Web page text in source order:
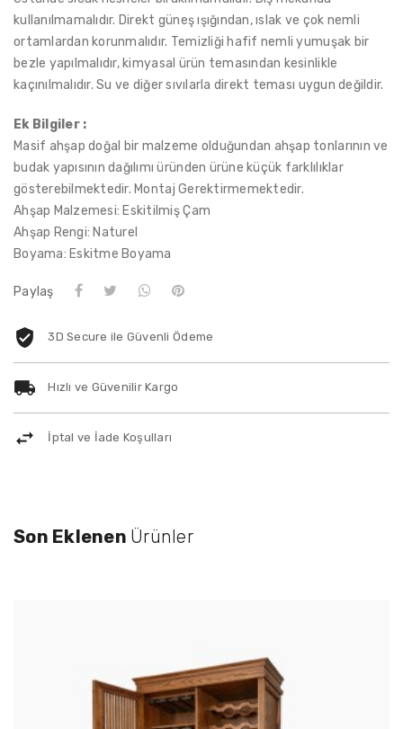
kullanılmamalıdır. Direkt güneş ışığından, ıslak ve çok nemli
ortamlardan korunmalıdır. Temizliği hafif nemli yumuşak bir
bezle yapılmalıdır, kimyasal ürün temasından kesinlikle
kaçınılmalıdır. Su ve diğer sıvılarla direkt teması uygun değildir.
Ek Bilgiler :
Masif ahşap doğal bir malzeme olduğundan ahşap tonlarının ve
budak yapısının dağılımı üründen ürüne küçük farklılıklar
gösterebilmektedir. Montaj Gerektirmemektedir.
Ahşap Malzemesi: Eskitilmiş Çam
Ahşap Rengi: Naturel
Boyama: Eskitme Boyama
Paylaş
3D Secure ile Güvenli Ödeme
Hızlı ve Güvenilir Kargo
İptal ve İade Koşulları
Son Eklenen Ürünler